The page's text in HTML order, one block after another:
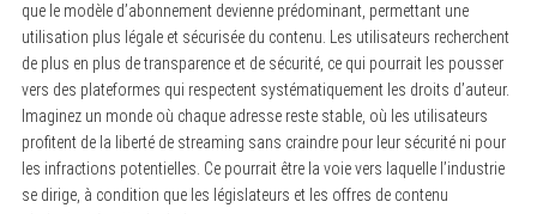
que le modèle d’abonnement devienne prédominant, permettant une
utilisation plus légale et sécurisée du contenu. Les utilisateurs recherchent
de plus en plus de transparence et de sécurité, ce qui pourrait les pousser
vers des plateformes qui respectent systématiquement les droits d’auteur.
Imaginez un monde où chaque adresse reste stable, où les utilisateurs
profitent de la liberté de streaming sans craindre pour leur sécurité ni pour
les infractions potentielles. Ce pourrait être la voie vers laquelle l’industrie
se dirige, à condition que les législateurs et les offres de contenu